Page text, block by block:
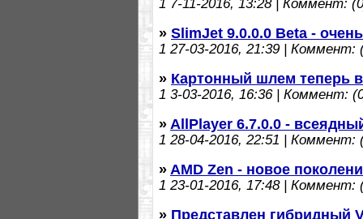
1 7-11-2016, 13:28 | Коммент:
» SlimJet 9.0.0.0 Beta -
1 27-03-2016, 21:39 | Коммент:
» Картонный шлем теперь
1 3-03-2016, 16:36 | Коммент:
» AllPlayer 6.7.0.0 -
1 28-04-2016, 22:51 | Коммент:
» AMD Zen - новое
1 23-01-2016, 17:48 | Коммент:
» Представлен гибридный